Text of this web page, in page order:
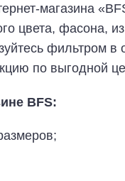
магазина
цвета, фасона,
фильтром в
по выгодной
BFS: